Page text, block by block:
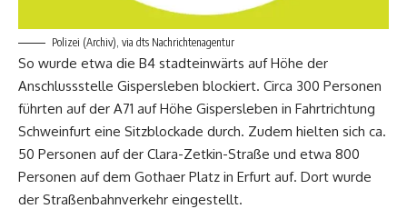
Polizei (Archiv), via dts Nachrichtenagentur
So wurde etwa die B4 stadteinwärts auf Höhe der
Anschlussstelle Gispersleben blockiert. Circa 300 Personen
führten auf der A71 auf Höhe Gispersleben in Fahrtrichtung
Schweinfurt eine Sitzblockade durch. Zudem hielten sich ca.
50 Personen auf der Clara-Zetkin-Straße und etwa 800
Personen auf dem Gothaer Platz in Erfurt auf. Dort wurde
der Straßenbahnverkehr eingestellt.